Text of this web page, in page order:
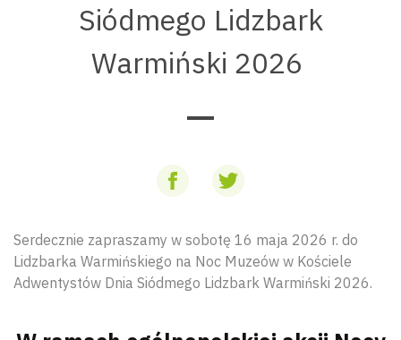
Siódmego Lidzbark
Warmiński 2026
Serdecznie zapraszamy w sobotę 16 maja 2026 r. do
Lidzbarka Warmińskiego na Noc Muzeów w Kościele
Adwentystów Dnia Siódmego Lidzbark Warmiński 2026.